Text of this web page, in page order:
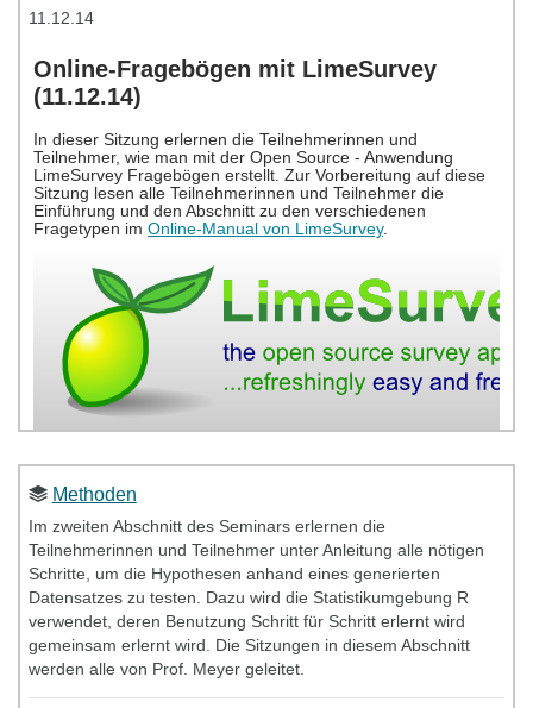
11.12.14
Methoden
Im zweiten Abschnitt des Seminars erlernen die
Teilnehmerinnen und Teilnehmer unter Anleitung alle nötigen
Schritte, um die Hypothesen anhand eines generierten
Datensatzes zu testen. Dazu wird die Statistikumgebung R
verwendet, deren Benutzung Schritt für Schritt erlernt wird
gemeinsam erlernt wird. Die Sitzungen in diesem Abschnitt
werden alle von Prof. Meyer geleitet.